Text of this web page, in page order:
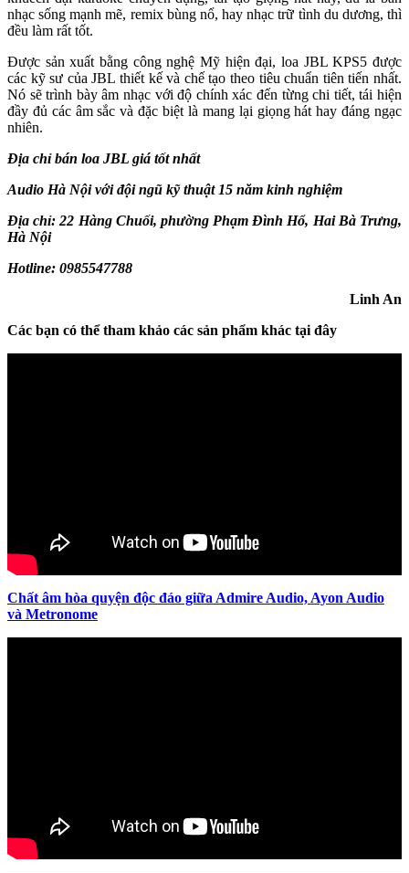
nhạc sống mạnh mẽ, remix bùng nổ, hay nhạc trữ tình du dương, thì
đều làm rất tốt.
Được sản xuất bằng công nghệ Mỹ hiện đại, loa JBL KPS5 được
các kỹ sư của JBL thiết kế và chế tạo theo tiêu chuẩn tiên tiến nhất.
Nó sẽ trình bày âm nhạc với độ chính xác đến từng chi tiết, tái hiện
đầy đủ các âm sắc và đặc biệt là mang lại giọng hát hay đáng ngạc
nhiên.
Địa chỉ bán loa JBL giá tốt nhất
Audio Hà Nội với đội ngũ kỹ thuật 15 năm kinh nghiệm
Địa chỉ: 22 Hàng Chuối, phường Phạm Đình Hổ, Hai Bà Trưng,
Hà Nội
Hotline: 0985547788
Linh An
Các bạn có thể tham khảo các sản phẩm khác tại đây
Chất âm hòa quyện độc đáo giữa Admire Audio, Ayon Audio
và Metronome